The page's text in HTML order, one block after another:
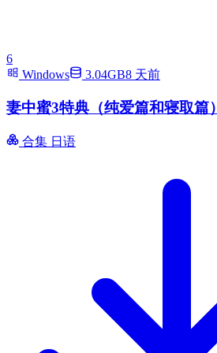
6
Windows
3.04GB8 天前
妻中蜜3特典（纯爱篇和寝取篇）
合集 日语